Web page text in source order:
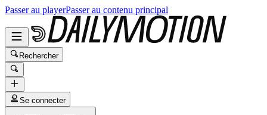
Passer au playerPasser au contenu principal
Rechercher
Se connecter